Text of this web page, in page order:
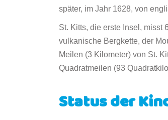
später, im Jahr 1628, von
St. Kitts, die erste Insel, misst
vulkanische Bergkette, der
Meilen (3 Kilometer) von St.
Quadratmeilen (93
Status der